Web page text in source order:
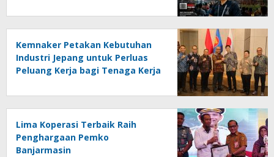
Kemnaker Petakan Kebutuhan
Industri Jepang untuk Perluas
Peluang Kerja bagi Tenaga Kerja
Lima Koperasi Terbaik Raih
Penghargaan Pemko
Banjarmasin